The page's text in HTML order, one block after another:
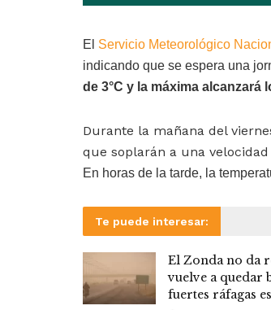
El Servicio Meteorológico
indicando que se espera una
de 3°C y la máxima alcanzará
Durante la mañana del
que soplarán a una
En horas de la tarde, la
Te puede interesar:
El Zonda no da
vuelve a quedar
fuertes ráfagas